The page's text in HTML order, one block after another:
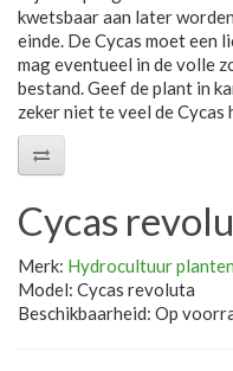
kwetsbaar aan later
einde. De Cycas moet een
mag eventueel in de volle
bestand. Geef de plant in
zeker niet te veel de
Cycas
Merk: Hydrocultuur planten
Model: Cycas revoluta
Beschikbaarheid: Op